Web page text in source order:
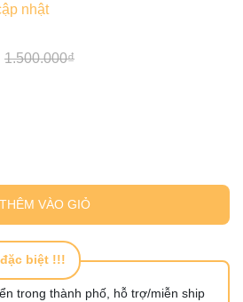
nhật
1.500.000₫
THÊM VÀO GIỎ
biệt !!!
trong thành phố, hỗ trợ/miễn ship